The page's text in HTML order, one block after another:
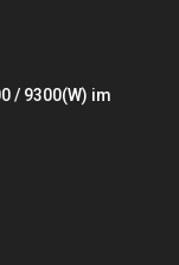
/ 9300(W) im